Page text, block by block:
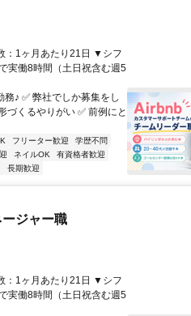
：1ヶ月あたり21日 ▼シフ
実働8時間（土日祝含む週5
♪ ✅ 弊社でしか募集をし
づくるやりがい ✅ 前例にと
フリーター歓迎
学歴不問
ネイルOK
有資格者歓迎
長期歓迎
ジャー職
：1ヶ月あたり21日 ▼シフ
実働8時間（土日祝含む週5